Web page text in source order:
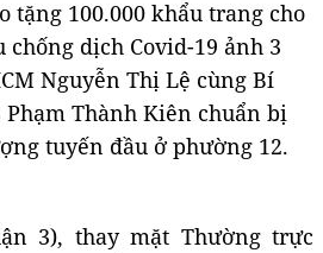
Nguyễn Thị Lệ cùng Bí
Thành Kiên chuẩn bị
tuyến đầu ở phường 12.
3), thay mặt Thường trực